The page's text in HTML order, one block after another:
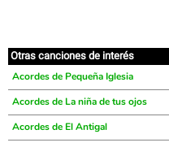
Otras canciones de interés
Acordes de Pequeña Iglesia
Acordes de La niña de tus ojos
Acordes de El Antigal